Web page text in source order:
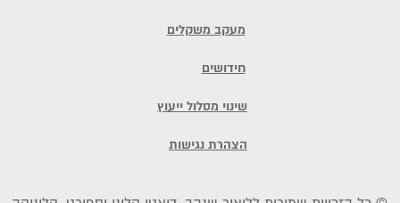
מעקב משקלים
חידושים
שינוי מסלול ייעוץ
הצהרת נגישות